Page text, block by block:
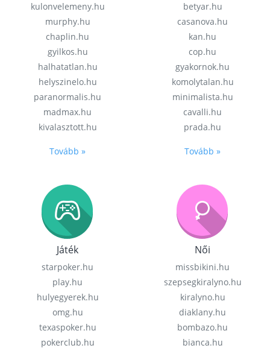
kulonvelemeny.hu
murphy.hu
chaplin.hu
gyilkos.hu
halhatatlan.hu
helyszinelo.hu
paranormalis.hu
madmax.hu
kivalasztott.hu
Tovább »
betyar.hu
casanova.hu
kan.hu
cop.hu
gyakornok.hu
komolytalan.hu
minimalista.hu
cavalli.hu
prada.hu
Tovább »
Játék
starpoker.hu
play.hu
hulyegyerek.hu
omg.hu
texaspoker.hu
pokerclub.hu
Női
missbikini.hu
szepsegkiralyno.hu
kiralyno.hu
diaklany.hu
bombazo.hu
bianca.hu